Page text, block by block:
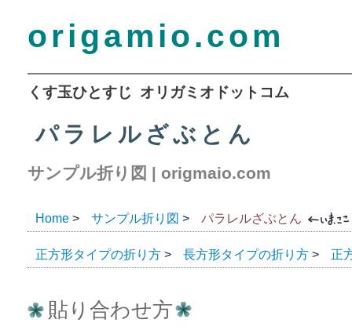
origamio.com
くす玉ひとすじ オリガミオドットコム
パラレルざぶとん
サンプル折り図 origmaio.com
Home > サンプル折り図 > パラレルざぶとん
正方形タイプの折り方 > 長方形タイプの折り方 > 正
貼り合わせ方